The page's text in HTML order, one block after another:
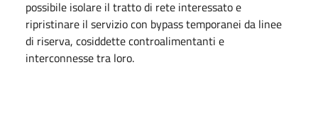
possibile isolare il tratto di rete interessato e
ripristinare il servizio con bypass temporanei da linee
di riserva, cosiddette controalimentanti e
interconnesse tra loro.